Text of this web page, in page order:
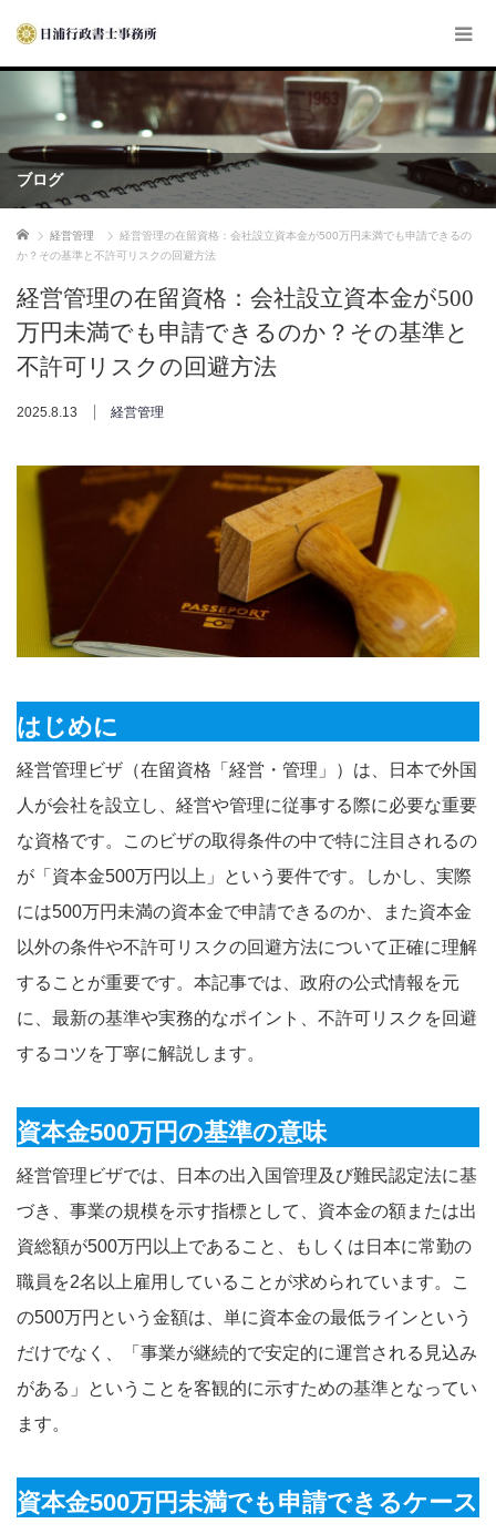
ブログ
ホーム 経営管理
経営管理の在留資格：会社設立資本金が500万円未満でも申請できるの
か？その基準と不許可リスクの回避方法
経営管理の在留資格：会社設立資本金が500
万円未満でも申請できるのか？その基準と
不許可リスクの回避方法
2025.8.13 経営管理
はじめに
経営管理ビザ（在留資格「経営・管理」）は、日本で外国
人が会社を設立し、経営や管理に従事する際に必要な重要
な資格です。このビザの取得条件の中で特に注目されるの
が「資本金500万円以上」という要件です。しかし、実際
には500万円未満の資本金で申請できるのか、また資本金
以外の条件や不許可リスクの回避方法について正確に理解
することが重要です。本記事では、政府の公式情報を元
に、最新の基準や実務的なポイント、不許可リスクを回避
するコツを丁寧に解説します。
資本金500万円の基準の意味
経営管理ビザでは、日本の出入国管理及び難民認定法に基
づき、事業の規模を示す指標として、資本金の額または出
資総額が500万円以上であること、もしくは日本に常勤の
職員を2名以上雇用していることが求められています。こ
の500万円という金額は、単に資本金の最低ラインという
だけでなく、「事業が継続的で安定的に運営される見込み
がある」ということを客観的に示すための基準となってい
ます。
資本金500万円未満でも申請できるケース